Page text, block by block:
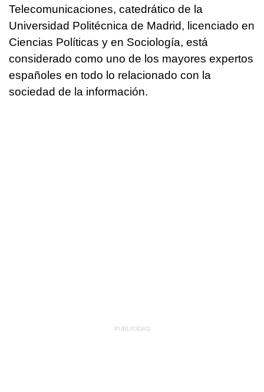
Telecomunicaciones, catedrático de la
Universidad Politécnica de Madrid, licenciado en
Ciencias Políticas y en Sociología, está
considerado como uno de los mayores expertos
españoles en todo lo relacionado con la
sociedad de la información.